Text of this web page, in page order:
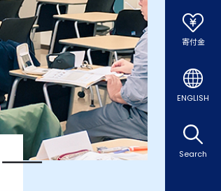
寄付金
ENGLISH
Search